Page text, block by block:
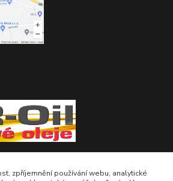
775 113 255
zpříjemnění používání webu, analytické